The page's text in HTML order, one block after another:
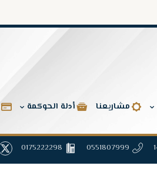
مشاريعنا أدلة الحوكمة
0551807999
0175222298